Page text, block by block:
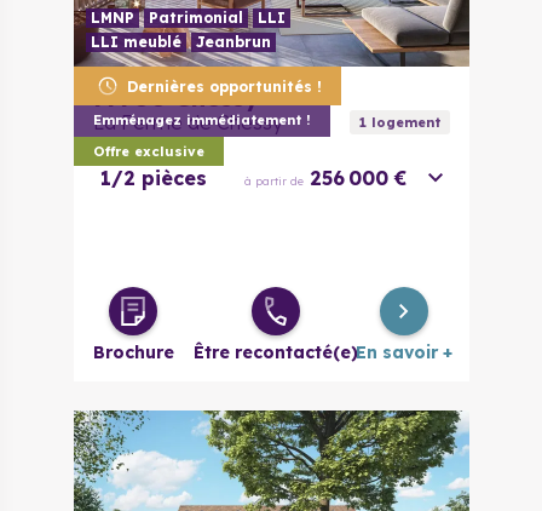
Dernières opportunités !
Emménagez immédiatement !
Offre exclusive
LMNP Patrimonial
LLI
LLI meublé
Jeanbrun
77700 Chessy
La Ferme de Chessy 1logement
1/2 pièces à partir de 256 000 €
Brochure Être recontacté(e)En savoir +